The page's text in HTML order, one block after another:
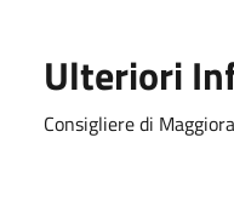
Ulteriori
Consigliere di